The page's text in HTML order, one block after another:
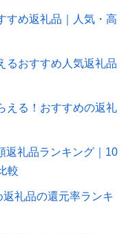
すめ返礼品｜人気・高
るおすすめ人気返礼品
える！おすすめの返礼
返礼品ランキング｜10
較
礼品の還元率ランキ